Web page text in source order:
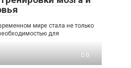
мире стала не только
для
0